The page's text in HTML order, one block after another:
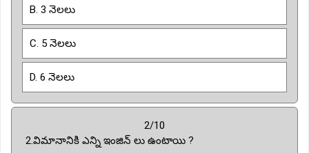
B. 3 నెలలు
C. 5 నెలలు
D. 6 నెలలు
2/10
2.విమానానికి ఎన్ని ఇంజిన్ లు ఉంటాయి ?